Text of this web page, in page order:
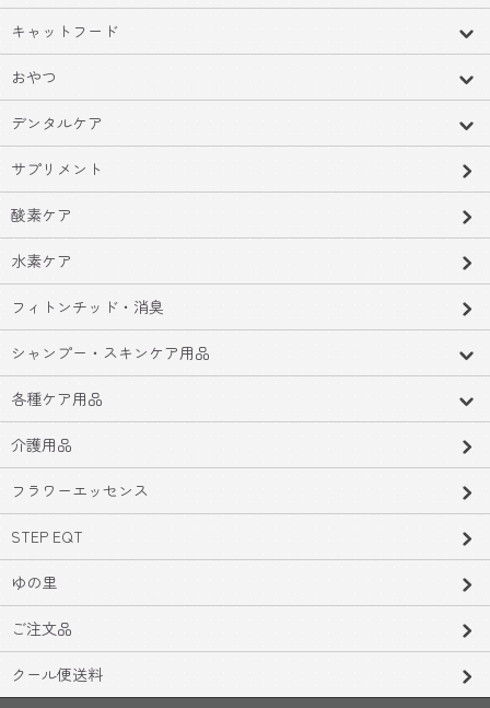
キャットフード
おやつ
デンタルケア
サプリメント
酸素ケア
水素ケア
フィトンチッド・消臭
シャンプー・スキンケア用品
各種ケア用品
介護用品
フラワーエッセンス
STEP EQT
ゆの里
ご注文品
クール便送料